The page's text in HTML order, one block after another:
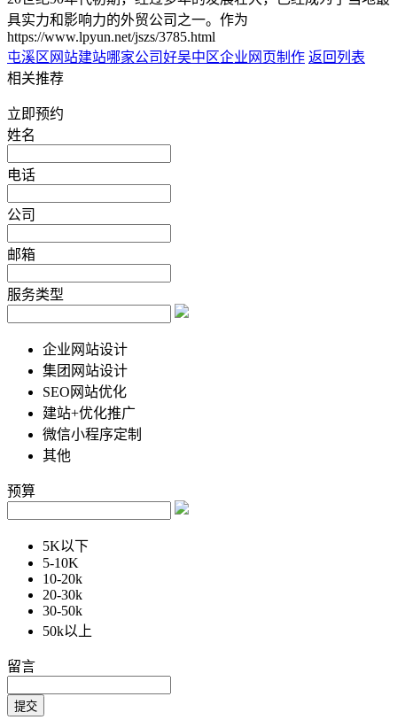
具实力和影响力的外贸公司之一。作为
https://www.lpyun.net/jszs/3785.html
屯溪区网站建站哪家公司好吴中区企业网页制作 返回列表
相关推荐
立即预约
姓名
电话
公司
邮箱
服务类型
企业网站设计
集团网站设计
SEO网站优化
建站+优化推广
微信小程序定制
其他
预算
5K以下
5-10K
10-20k
20-30k
30-50k
50k以上
留言